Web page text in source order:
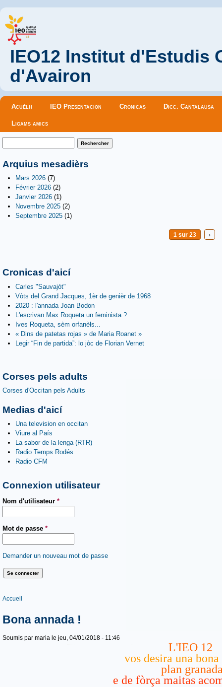
IEO12 Institut d'Estudis
d'Avairon
Menu principal
Acuèlh IEO Presentacion Cronicas Dicc. Cantalausa
Ligams amics
Formulaire de recherche
Arquius mesadièrs
Mars 2026 (7)
Février 2026 (2)
Janvier 2026 (1)
Novembre 2025 (2)
Septembre 2025 (1)
1 sur 23 ›
Cronicas d'aicí
Carles "Sauvajòt"
Vòts del Grand Jacques, 1èr de genièr de 1968
2020 : l'annada Joan Bodon
L'escrivan Max Roqueta un feminista ?
Ives Roqueta, sèm orfanèls...
« Dins de patetas rojas » de Maria Roanet »
Legir “Fin de partida”: lo jòc de Florian Vernet
Corses pels adults
Corses d'Occitan pels Adults
Medias d'aicí
Una television en occitan
Viure al País
La sabor de la lenga (RTR)
Radio Temps Rodés
Radio CFM
Connexion utilisateur
Nom d'utilisateur *
Mot de passe *
Demander un nouveau mot de passe
Vous êtes ici
Accueil
Bona annada !
Soumis par maria le jeu, 04/01/2018 - 11:46
L'IEO 12
vos desira una bona
plan
e de fòrça maitas